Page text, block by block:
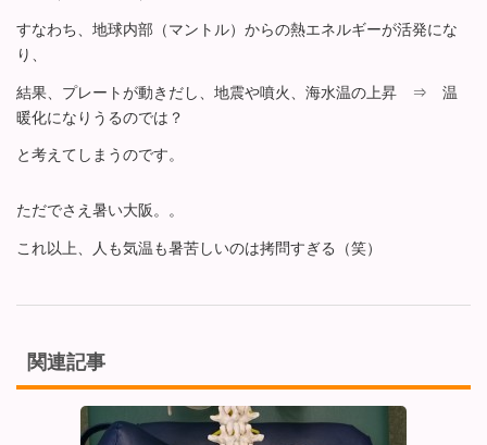
すなわち、地球内部（マントル）からの熱エネルギーが活発にな
り、
結果、プレートが動きだし、地震や噴火、海水温の上昇 ⇒ 温
暖化になりうるのでは？
と考えてしまうのです。
ただでさえ暑い大阪。。
これ以上、人も気温も暑苦しいのは拷問すぎる（笑）
関連記事